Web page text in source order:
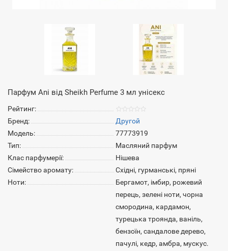
Парфум Ani від Sheikh Perfume 3 мл унісекс
Рейтинг:
Бренд:
Другой
Модель:
77773919
Тип:
Масляний парфум
Клас парфумерії:
Нішева
Сімейство аромату:
Східні, гурманські, пряні
Ноти:
Бергамот, імбир, рожевий
перець, зелені ноти, чорна
смородина, кардамон,
турецька троянда, ваніль,
бензоїн, сандалове дерево,
пачулі, кедр, амбра, мускус.